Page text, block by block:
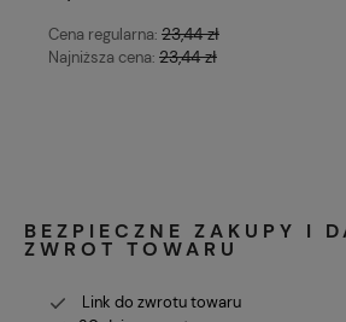
Cena regularna: 23,44 zł
Najniższa cena: 23,44 zł
BEZPIECZNE ZAKUPY I
ZWROT TOWARU
Link do zwrotu towaru